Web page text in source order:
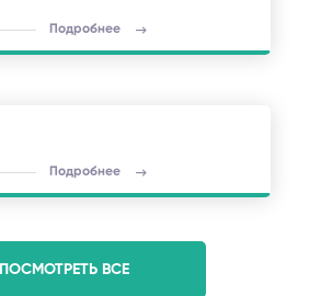
Подробнее
Подробнее
ПОСМОТРЕТЬ ВСЕ